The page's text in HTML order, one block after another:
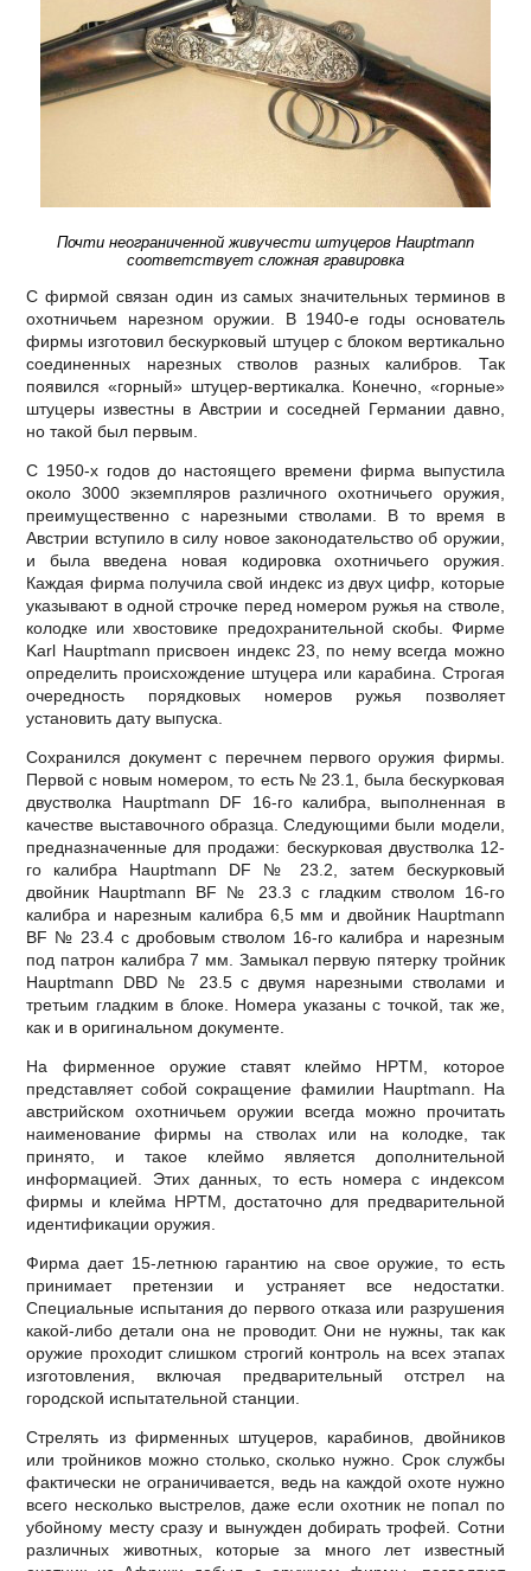
Почти неограниченной живучести штуцеров Hauptmann
соответствует сложная гравировка
С фирмой связан один из самых значительных терминов в
охотничьем нарезном оружии. В 1940-е годы основатель
фирмы изготовил бескурковый штуцер с блоком вертикально
соединенных нарезных стволов разных калибров. Так
появился «горный» штуцер-вертикалка. Конечно, «горные»
штуцеры известны в Австрии и соседней Германии давно,
но такой был первым.
С 1950-х годов до настоящего времени фирма выпустила
около 3000 экземпляров различного охотничьего оружия,
преимущественно с нарезными стволами. В то время в
Австрии вступило в силу новое законодательство об оружии,
и была введена новая кодировка охотничьего оружия.
Каждая фирма получила свой индекс из двух цифр, которые
указывают в одной строчке перед номером ружья на стволе,
колодке или хвостовике предохранительной скобы. Фирме
Karl Hauptmann присвоен индекс 23, по нему всегда можно
определить происхождение штуцера или карабина. Строгая
очередность порядковых номеров ружья позволяет
установить дату выпуска.
Сохранился документ с перечнем первого оружия фирмы.
Первой с новым номером, то есть № 23.1, была бескурковая
двустволка Hauptmann DF 16-го калибра, выполненная в
качестве выставочного образца. Следующими были модели,
предназначенные для продажи: бескурковая двустволка 12-
го калибра Hauptmann DF № 23.2, затем бескурковый
двойник Hauptmann BF № 23.3 с гладким стволом 16-го
калибра и нарезным калибра 6,5 мм и двойник Hauptmann
BF № 23.4 с дробовым стволом 16-го калибра и нарезным
под патрон калибра 7 мм. Замыкал первую пятерку тройник
Hauptmann DBD № 23.5 с двумя нарезными стволами и
третьим гладким в блоке. Номера указаны с точкой, так же,
как и в оригинальном документе.
На фирменное оружие ставят клеймо HPTM, которое
представляет собой сокращение фамилии Hauptmann. На
австрийском охотничьем оружии всегда можно прочитать
наименование фирмы на стволах или на колодке, так
принято, и такое клеймо является дополнительной
информацией. Этих данных, то есть номера с индексом
фирмы и клейма HPTM, достаточно для предварительной
идентификации оружия.
Фирма дает 15-летнюю гарантию на свое оружие, то есть
принимает претензии и устраняет все недостатки.
Специальные испытания до первого отказа или разрушения
какой-либо детали она не проводит. Они не нужны, так как
оружие проходит слишком строгий контроль на всех этапах
изготовления, включая предварительный отстрел на
городской испытательной станции.
Стрелять из фирменных штуцеров, карабинов, двойников
или тройников можно столько, сколько нужно. Срок службы
фактически не ограничивается, ведь на каждой охоте нужно
всего несколько выстрелов, даже если охотник не попал по
убойному месту сразу и вынужден добирать трофей. Сотни
различных животных, которые за много лет известный